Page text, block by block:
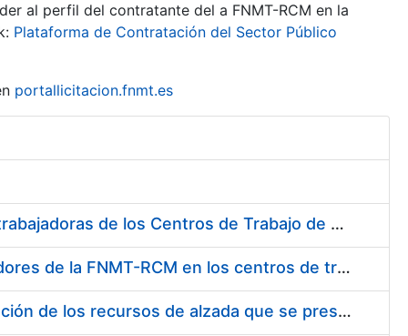
al perfil del contratante del a FNMT-RCM en la
Plataforma de Contratación del Sector Público
portallicitacion.fnmt.es
Suministro de Protectores Auditivos a medida para las personas trabajadoras de los Centros de Trabajo de Madrid y Burgos
Suministro de gafas graduadas antiproyecciones para los trabajadores de la FNMT-RCM en los centros de trabajo de Madrid y Burgos
Servicios de una empresa externa para el asesoramiento y resolución de los recursos de alzada que se presentan relacionados con procesos de selección para la FNMT-RCM